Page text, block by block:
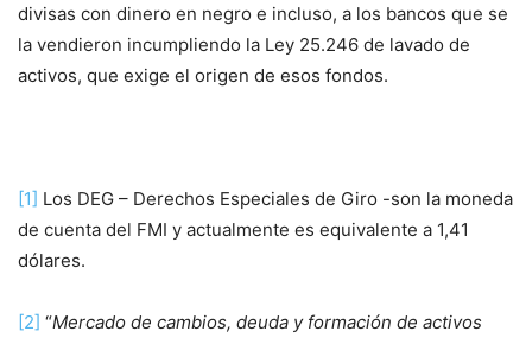
divisas con dinero en negro e incluso, a los bancos que se
la vendieron incumpliendo la Ley 25.246 de lavado de
activos, que exige el origen de esos fondos.
[1] Los DEG – Derechos Especiales de Giro -son la moneda
de cuenta del FMI y actualmente es equivalente a 1,41
dólares.
[2] “Mercado de cambios, deuda y formación de activos